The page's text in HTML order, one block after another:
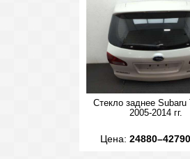
Стекло заднее Subaru
2005-2014 гг.
Цена: 24880–42790